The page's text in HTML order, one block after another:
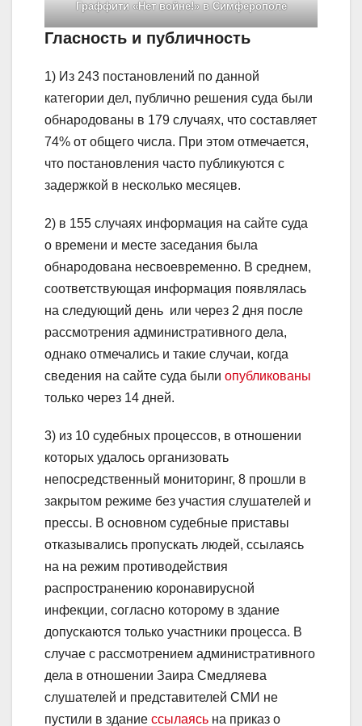
Граффити «Нет войне!» в Симферополе
Гласность и публичность
1) Из 243 постановлений по данной
категории дел, публично решения суда были
обнародованы в 179 случаях, что составляет
74% от общего числа. При этом отмечается,
что постановления часто публикуются с
задержкой в несколько месяцев.
2) в 155 случаях информация на сайте суда
о времени и месте заседания была
обнародована несвоевременно. В среднем,
соответствующая информация появлялась
на следующий день или через 2 дня после
рассмотрения административного дела,
однако отмечались и такие случаи, когда
сведения на сайте суда были опубликованы
только через 14 дней.
3) из 10 судебных процессов, в отношении
которых удалось организовать
непосредственный мониторинг, 8 прошли в
закрытом режиме без участия слушателей и
прессы. В основном судебные приставы
отказывались пропускать людей, ссылаясь
на на режим противодействия
распространению коронавирусной
инфекции, согласно которому в здание
допускаются только участники процесса. В
случае с рассмотрением административного
дела в отношении Заира Смедляева
слушателей и представителей СМИ не
пустили в здание ссылаясь на приказ о